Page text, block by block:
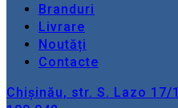
Branduri
Livrare
Noutăți
Contacte
Chișinău, str. S. Lazo 17/1